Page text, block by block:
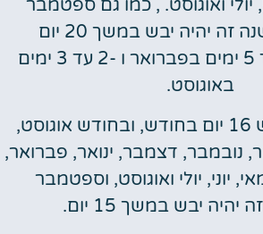
יולי ואוגוסט. , כמו גם ספטמבר
ואוקטובר. השנה זה יהיה יבש במשך 20 יום
באוקטובר, 4 עד 5 ימים בפברואר ו -2 עד 3 ימים
באוגוסט.
במינסק יהיה יבש 16 יום בחודש, ובחודש אוגוסט,
נובמבר, דצמבר, ינואר, פברואר,
יוני, יולי ואוגוסט, וספטמבר
יהיה יבש במשך 15 יום.